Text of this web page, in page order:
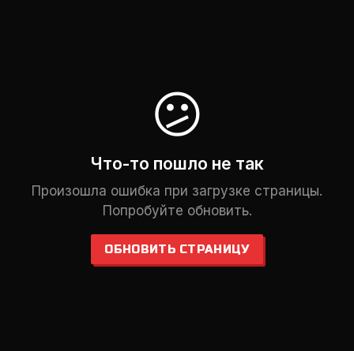
😕
Что-то пошло не так
Произошла ошибка при загрузке страницы.
Попробуйте обновить.
ОБНОВИТЬ СТРАНИЦУ